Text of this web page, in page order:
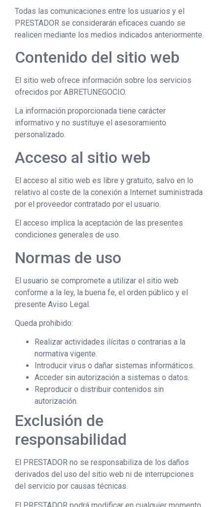
Todas las comunicaciones entre los usuarios y el
PRESTADOR se considerarán eficaces cuando se
realicen mediante los medios indicados anteriormente.
Contenido del sitio web
El sitio web ofrece información sobre los servicios
ofrecidos por ABRETUNEGOCIO.
La información proporcionada tiene carácter
informativo y no sustituye el asesoramiento
personalizado.
Acceso al sitio web
El acceso al sitio web es libre y gratuito, salvo en lo
relativo al coste de la conexión a Internet suministrada
por el proveedor contratado por el usuario.
El acceso implica la aceptación de las presentes
condiciones generales de uso.
Normas de uso
El usuario se compromete a utilizar el sitio web
conforme a la ley, la buena fe, el orden público y el
presente Aviso Legal.
Queda prohibido:
Realizar actividades ilícitas o contrarias a la
normativa vigente.
Introducir virus o dañar sistemas informáticos.
Acceder sin autorización a sistemas o datos.
Reproducir o distribuir contenidos sin
autorización.
Exclusión de
responsabilidad
El PRESTADOR no se responsabiliza de los daños
derivados del uso del sitio web ni de interrupciones
del servicio por causas técnicas.
El PRESTADOR podrá modificar en cualquier momento